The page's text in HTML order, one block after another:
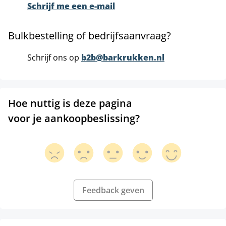
Schrijf me een e-mail
Bulkbestelling of bedrijfsaanvraag?
Schrijf ons op b2b@barkrukken.nl
Hoe nuttig is deze pagina
voor je aankoopbeslissing?
Feedback geven